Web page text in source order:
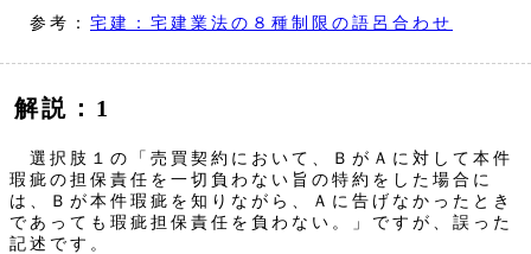
参考： 宅建：宅建業法の８種制限の語呂合わせ
解説：1
選択肢１の「売買契約において、ＢがＡに対して本件
瑕疵の担保責任を一切負わない旨の特約をした場合に
は、Ｂが本件瑕疵を知りながら、Ａに告げなかったとき
であっても瑕疵担保責任を負わない。」ですが、誤った
記述です。